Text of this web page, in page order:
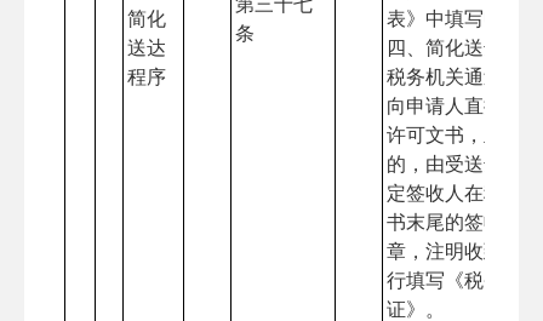
简化
送达
程序
条
表》中填写申请
四、简化送达程序
税务机关通过办
向申请人直接送
许可文书，且申
的，由受送达人
定签收人在税务
书末尾的签收栏
章，注明收到日
行填写《税务文
证》。